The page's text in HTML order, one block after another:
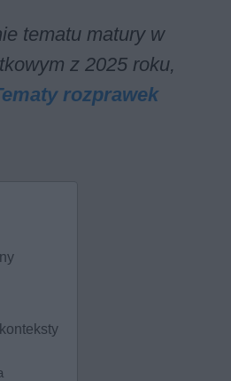
tematu matury w
z 2025 roku,
rozprawek